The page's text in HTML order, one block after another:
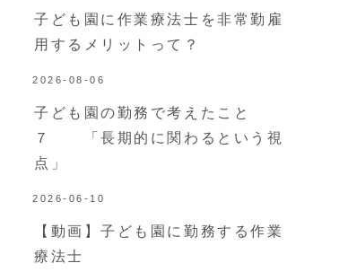
子ども園に作業療法士を非常勤雇
用するメリットって？
2026-08-06
子ども園の勤務で考えたこと
７ 「長期的に関わるという視
点」
2026-06-10
【動画】子ども園に勤務する作業
療法士